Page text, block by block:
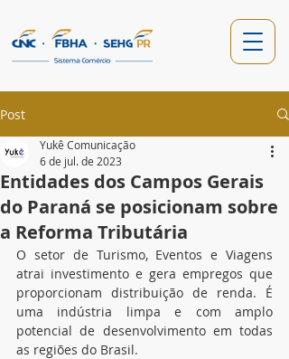
Post
Entidades dos Campos Gerais
do Paraná se posicionam sobre
a Reforma Tributária
Yukê Comunicação
6 de jul. de 2023
O setor de Turismo, Eventos e Viagens
atrai investimento e gera empregos que
proporcionam distribuição de renda. É
uma indústria limpa e com amplo
potencial de desenvolvimento em todas
as regiões do Brasil.